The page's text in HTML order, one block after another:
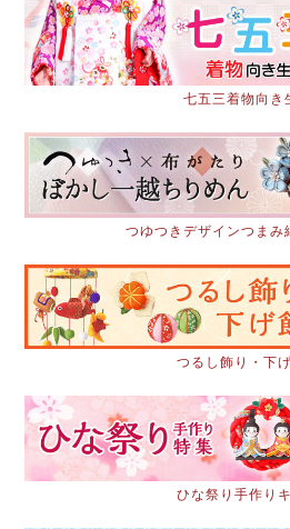
七五三着物向き
つゆつきデザインつまみ
つるし飾り・下
ひな祭り手作り